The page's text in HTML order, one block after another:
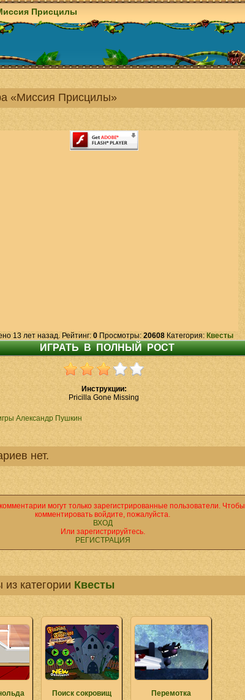
Присцилы
«Миссия Присцилы»
13 лет назад. Рейтинг: 0 Просмотры: 20608 Категория: Квесты
Инструкции:
Pricilla Gone Missing
Александр Пушкин
нет.
могут только зарегистрированные пользователи. Чтобы
комментировать войдите, пожалуйста.
ВХОД
Или зарегистрируйтесь.
РЕГИСТРАЦИЯ
категории Квесты
Поиск сокровищ Перемотка